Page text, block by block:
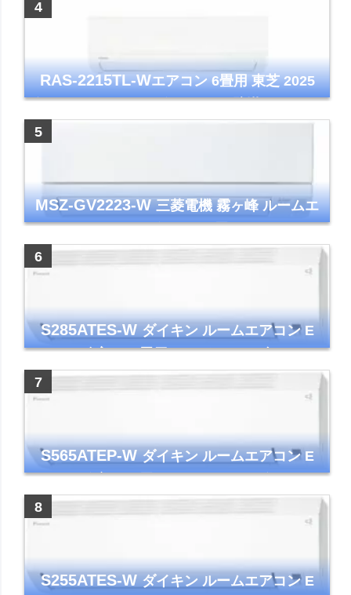
RAS-2215TL-Wエアコン 6畳用 東芝 2025
年モデル TLシリーズ ホワイト 壁掛け クーラ
MSZ-GV2223-W三菱電機 霧ヶ峰 ルームエ
アコン GVシリーズ おもに6畳用 ピュアホワ
イト 2023年モデル
S285ATES-Wダイキン ルームエアコン E
シリーズ 主に10畳用 ホワイト 2025年モデル
コンパクトモデル ストリーマ
S565ATEP-Wダイキン ルームエアコン E
シリーズ 主に18畳用 ホワイト 2025年モデル
コンパクトモデル ストリーマ
S255ATES-Wダイキン ルームエアコン E